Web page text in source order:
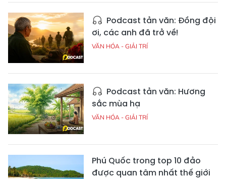
Podcast tản văn: Đồng đội
ơi, các anh đã trở về!
VĂN HÓA - GIẢI TRÍ
Podcast tản văn: Hương
sắc mùa hạ
VĂN HÓA - GIẢI TRÍ
Phú Quốc trong top 10 đảo
được quan tâm nhất thế giới